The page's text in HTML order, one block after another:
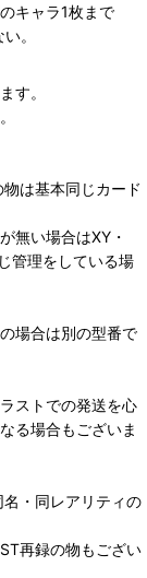
キャラ1枚まで
。
す。
は基本同じカード
無い場合はXY・
管理をしている場
場合は別の型番で
ストでの発送を心
る場合もございま
・同レアリティの
再録の物もござい